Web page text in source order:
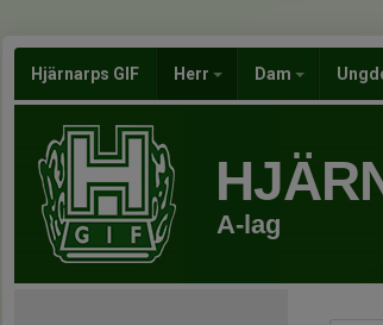
Hjärnarps GIF Herr Dam
A-lag